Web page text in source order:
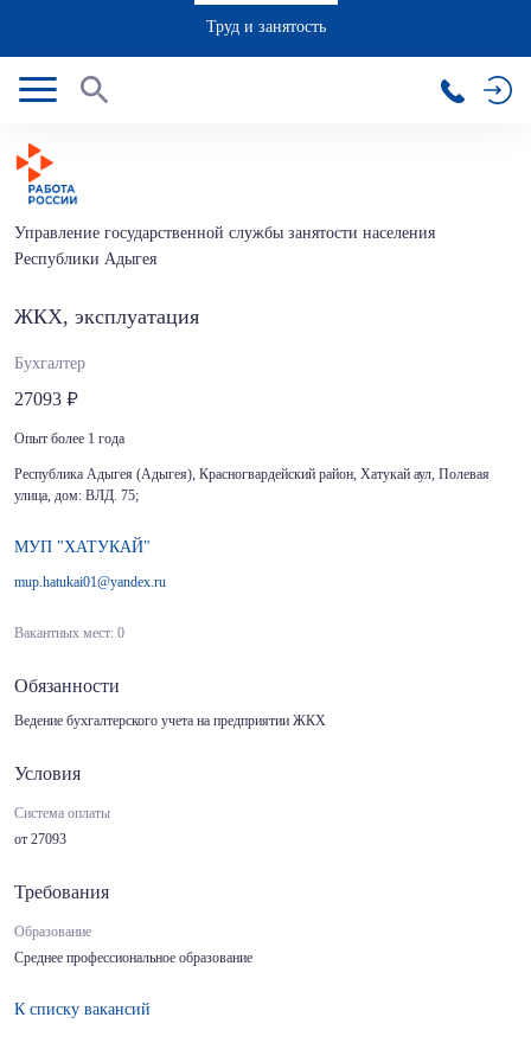
Труд и занятость
Управление государственной службы занятости населения
Республики Адыгея
ЖКХ, эксплуатация
Бухгалтер
27093
Опыт более 1 года
Республика Адыгея (Адыгея), Красногвардейский район, Хатукай аул, Полевая
улица, дом: ВЛД. 75;
МУП "ХАТУКАЙ"
mup.hatukai01@yandex.ru
Вакантных мест: 0
Обязанности
Ведение бухгалтерского учета на предприятии ЖКХ
Условия
Система оплаты
от 27093
Требования
Образование
Среднее профессиональное образование
К списку вакансий